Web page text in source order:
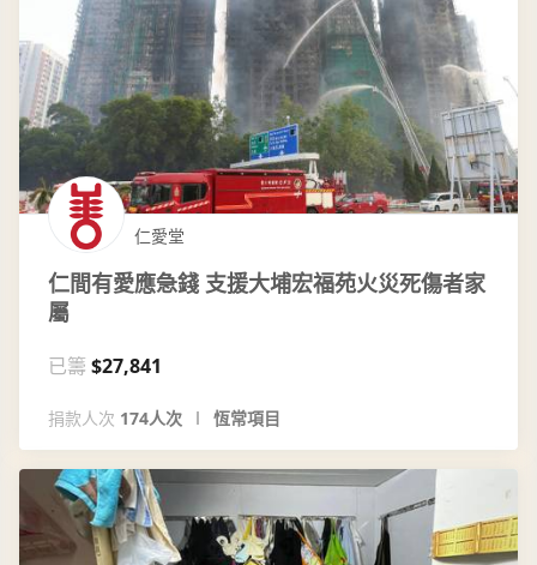
仁愛堂
仁間有愛應急錢 支援大埔宏福苑火災死傷者家
屬
已籌 $27,841
捐款人次 174人次 恆常項目